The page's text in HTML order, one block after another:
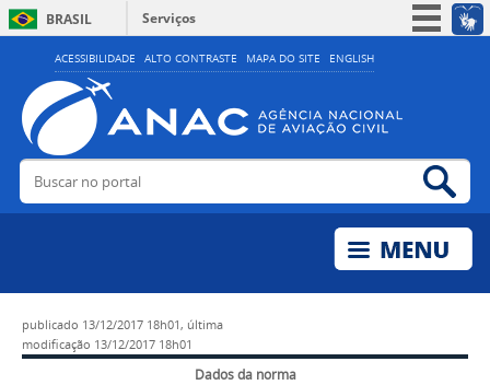
ACESSIBILIDADE ALTO CONTRASTE MAPA DO SITE ENGLISH
BRASIL
Serviços
Simplifique!
Acesso à informação
Legislação
Buscar no portal
publicado 13/12/2017 18h01, última
modificação 13/12/2017 18h01
Dados da norma